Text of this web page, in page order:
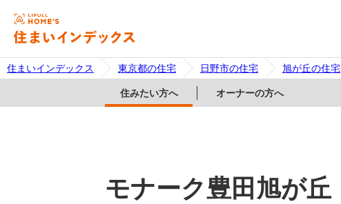
住まいインデックス 東京都の住宅 日野市の住宅 旭が丘の住宅
住みたい方へ オーナーの方へ
モナーク豊田旭が丘